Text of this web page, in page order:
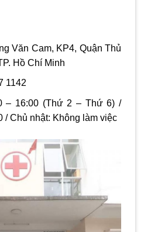
Văn Cam, KP4, Quận Thủ
Hồ Chí Minh
1142
– 16:00 (Thứ 2 – Thứ 6) /
/ Chủ nhật: Không làm việc